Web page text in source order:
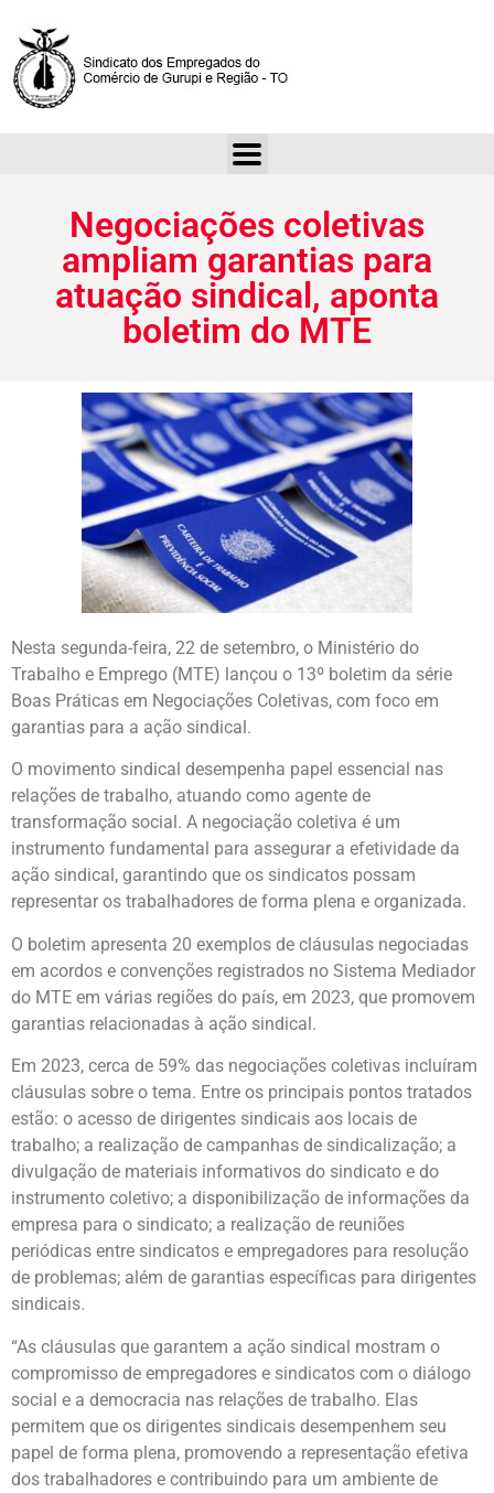
Negociações coletivas
ampliam garantias para
atuação sindical, aponta
boletim do MTE
Nesta segunda-feira, 22 de setembro, o Ministério do
Trabalho e Emprego (MTE) lançou o 13º boletim da série
Boas Práticas em Negociações Coletivas, com foco em
garantias para a ação sindical.
O movimento sindical desempenha papel essencial nas
relações de trabalho, atuando como agente de
transformação social. A negociação coletiva é um
instrumento fundamental para assegurar a efetividade da
ação sindical, garantindo que os sindicatos possam
representar os trabalhadores de forma plena e organizada.
O boletim apresenta 20 exemplos de cláusulas negociadas
em acordos e convenções registrados no Sistema Mediador
do MTE em várias regiões do país, em 2023, que promovem
garantias relacionadas à ação sindical.
Em 2023, cerca de 59% das negociações coletivas incluíram
cláusulas sobre o tema. Entre os principais pontos tratados
estão: o acesso de dirigentes sindicais aos locais de
trabalho; a realização de campanhas de sindicalização; a
divulgação de materiais informativos do sindicato e do
instrumento coletivo; a disponibilização de informações da
empresa para o sindicato; a realização de reuniões
periódicas entre sindicatos e empregadores para resolução
de problemas; além de garantias específicas para dirigentes
sindicais.
“As cláusulas que garantem a ação sindical mostram o
compromisso de empregadores e sindicatos com o diálogo
social e a democracia nas relações de trabalho. Elas
permitem que os dirigentes sindicais desempenhem seu
papel de forma plena, promovendo a representação efetiva
dos trabalhadores e contribuindo para um ambiente de